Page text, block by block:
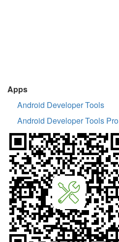
Apps
Android Developer Tools
Android Developer Tools Pro